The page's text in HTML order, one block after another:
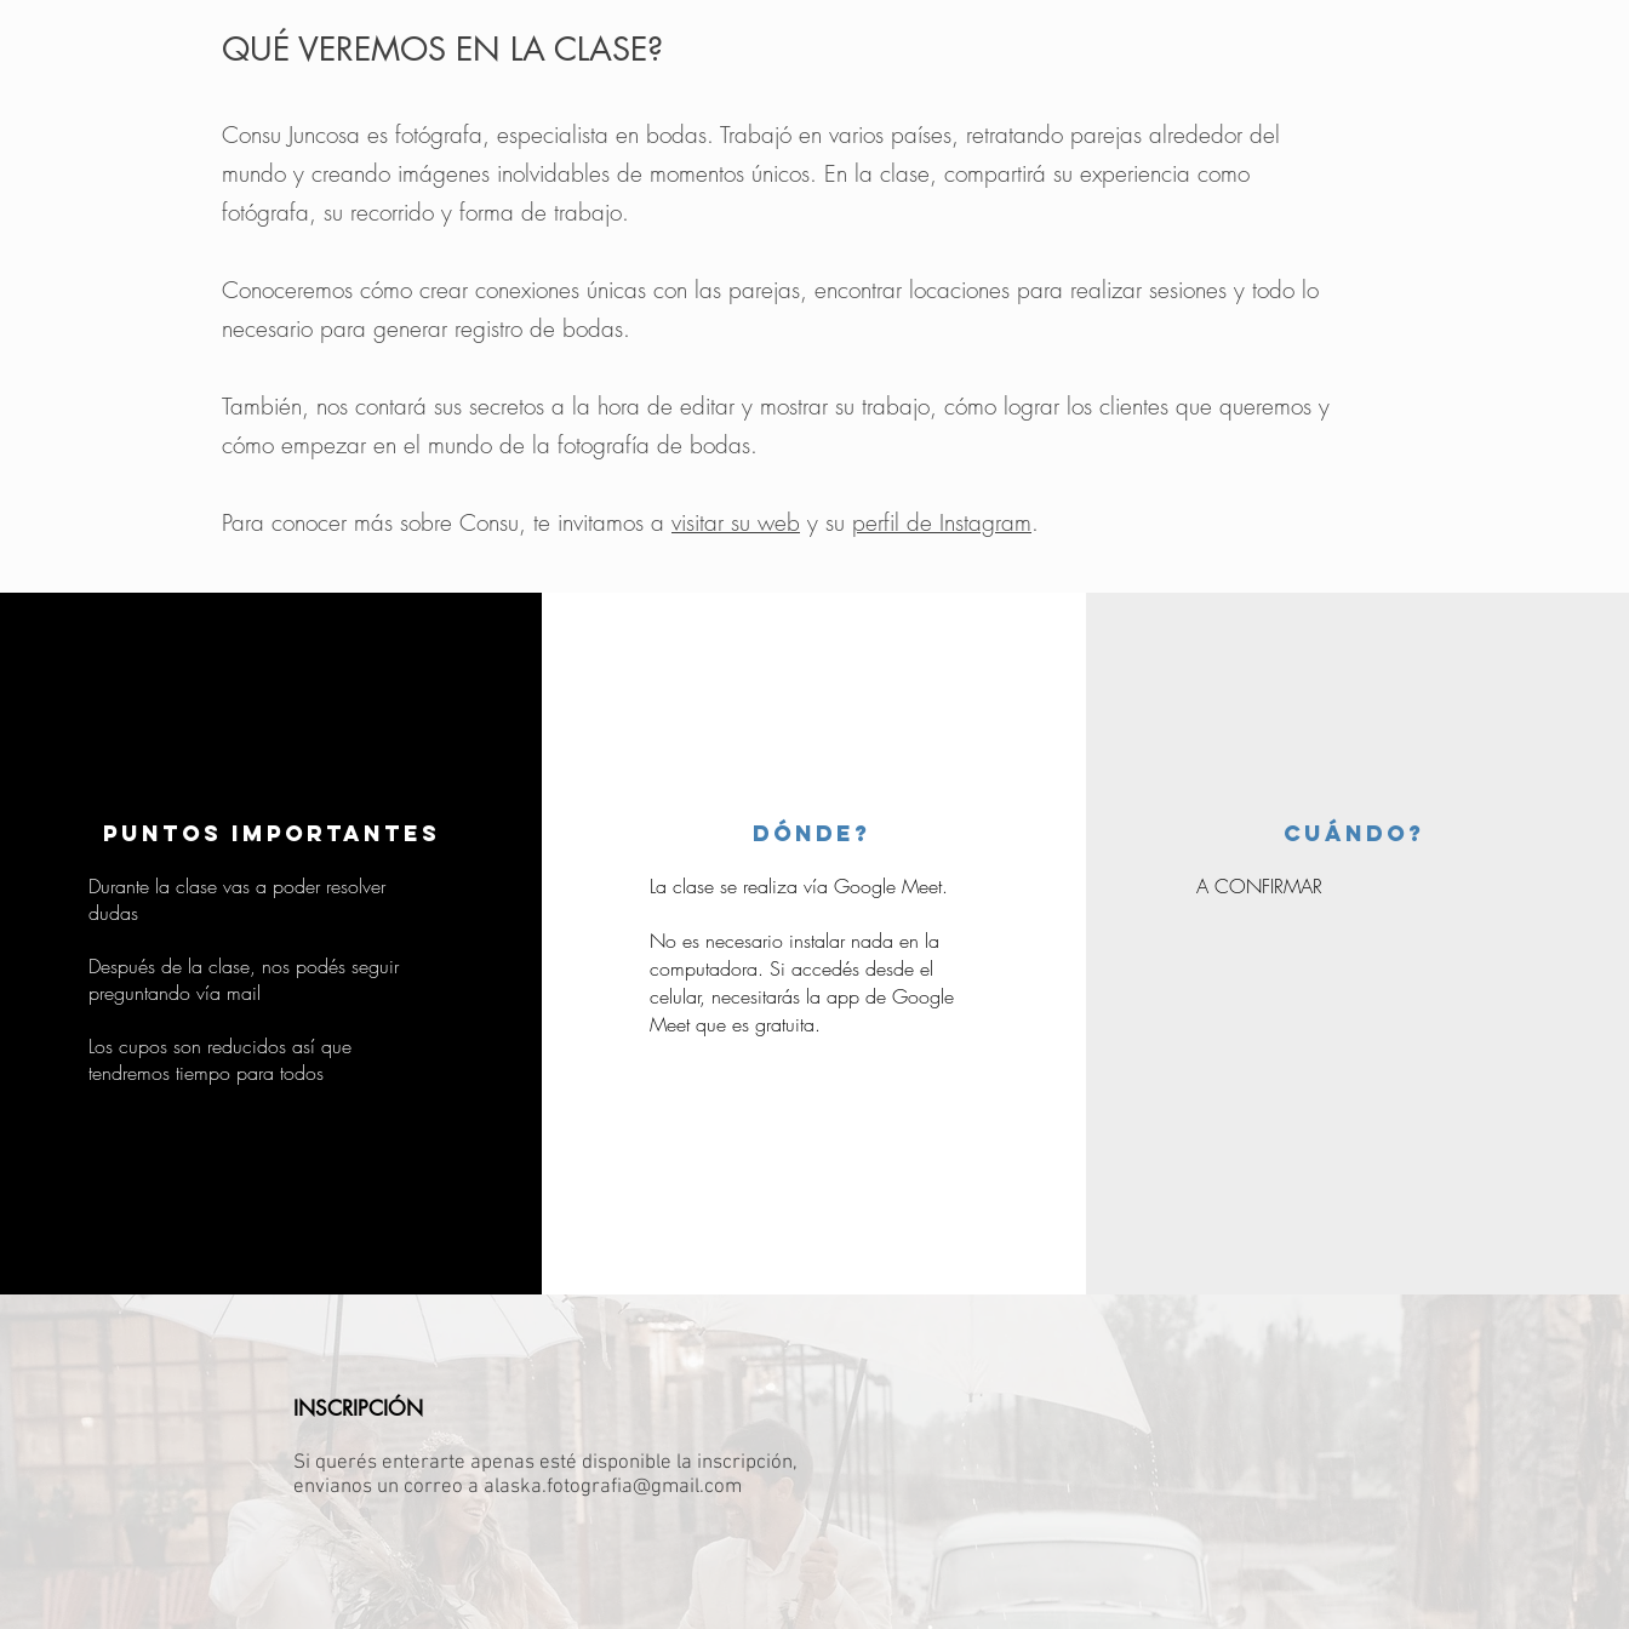
QUÉ VEREMOS EN LA CLASE?
Consu Juncosa es fotógrafa, especialista en bodas. Trabajó en varios países, retratando parejas alrededor del
mundo y creando imágenes inolvidables de momentos únicos. En la clase, compartirá su experiencia como
fotógrafa, su recorrido y forma de trabajo.
Conoceremos cómo crear conexiones únicas con las parejas, encontrar locaciones para realizar sesiones y todo lo
necesario para generar registro de bodas.
También, nos contará sus secretos a la hora de editar y mostrar su trabajo, cómo lograr los clientes que queremos y
cómo empezar en el mundo de la fotografía de bodas.
Para conocer más sobre Consu, te invitamos a visitar su web y su perfil de Instagram.
puntos importantes
Durante la clase vas a poder resolver
dudas
Después de la clase, nos podés seguir
preguntando vía mail
Los cupos son reducidos así que
tendremos tiempo para todos
Dónde?
La clase se realiza vía Google Meet.
No es necesario instalar nada en la
computadora. Si accedés desde el
celular, necesitarás la app de Google
Meet que es gratuita.
cuándo?
A CONFIRMAR
INSCRIPCIÓN
Si querés enterarte apenas esté disponible la inscripción,
envianos un correo a alaska.fotografia@gmail.com